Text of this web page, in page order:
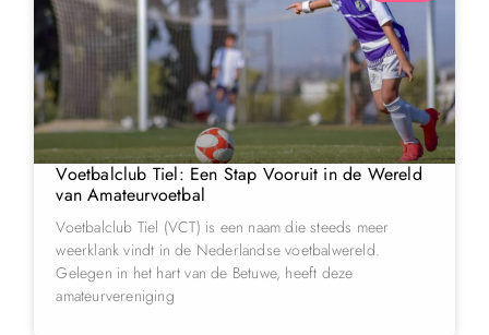
Voetbalclub Tiel: Een Stap Vooruit in de Wereld
van Amateurvoetbal
Voetbalclub Tiel (VCT) is een naam die steeds meer
weerklank vindt in de Nederlandse voetbalwereld.
Gelegen in het hart van de Betuwe, heeft deze
amateurvereniging